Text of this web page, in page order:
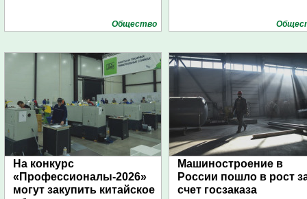
Общество
На конкурс
«Профессионалы-2026»
могут закупить китайское
Машиностроение в
России пошло в рост
счет госзаказа